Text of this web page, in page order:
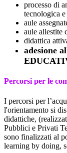
processo di
tecnologica
aule
aule allestite
didattica
adesione
Percorsi per le
I percorsi per
l'orientamento si
didattiche,
Pubblici e Privati
sono finalizzati al
learning by doing,